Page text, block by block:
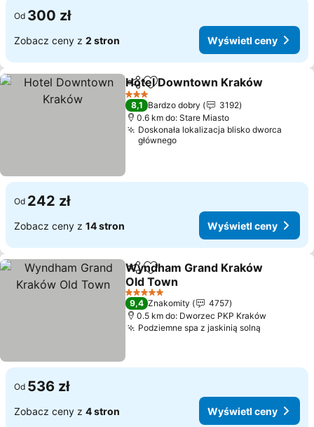
Od 300 zł
Zobacz ceny z 2 stron Wyświetl ceny
Udostępnij
Dodaj do ulubionych
Hotel Downtown Kraków
3 Kategoria
8,1 Bardzo dobry
3192
0.6 km do: Stare Miasto
Doskonała lokalizacja blisko dworca
głównego
Od 242 zł
Zobacz ceny z 14 stron Wyświetl ceny
Udostępnij
Dodaj do ulubionych
Wyndham Grand Kraków
Old Town
5 Kategoria
9,4 Znakomity
4757
0.5 km do: Dworzec PKP Kraków
Podziemne spa z jaskinią solną
Od 536 zł
Zobacz ceny z 4 stron Wyświetl ceny